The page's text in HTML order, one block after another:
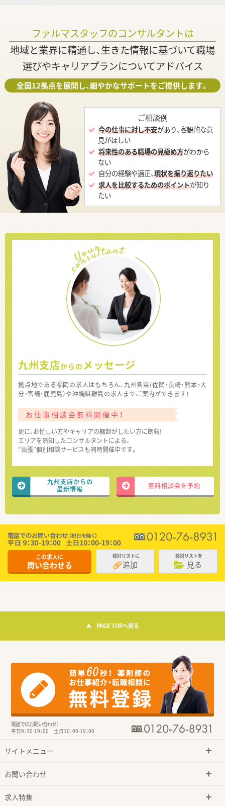
ファルマスタッフのコンサルタントは
地域と業界に精通し、生きた情報に基づいて職場
選びやキャリアプランについてアドバイス
全国12拠点を展開し、細やかなサポートをご提供します。
ご相談例
今の仕事に対し不安があり、客観的な意
見がほしい
将来性のある職場の見極め方がわから
ない
自分の経験や適正、現状を振り返りたい
求人を比較するためのポイントが知り
たい
九州支店からの メッセージ
拠点地である福岡の求人はもちろん、九州各県(佐賀・長崎・熊本・大
分・宮崎・鹿児島）や沖縄県離島の求人までご案内ができます！
お仕事相談会無料開催中！
更に、お忙しい方やキャリアの棚卸がしたい方に朗報!
エリアを熟知したコンサルタントによる、
“出張”個別相談サービスも同時開催中です。
九州支店からの
最新情報
無料相談会を予約
この求人に
問い合わせる
検討リストに
追加
検討リストを
見る
PAGE TOPへ戻る
電話でのお問い合わせ：
平日9：30-19：00 土日10：00-19：00
サイトメニュー
お問い合わせ
求人特集